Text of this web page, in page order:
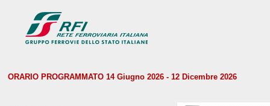
ORARIO PROGRAMMATO 14 Giugno 2026 - 12 Dicembre 2026